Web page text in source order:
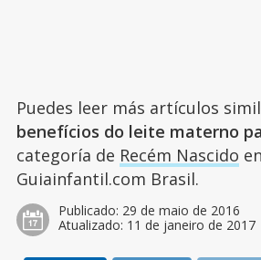
Puedes leer más artículos
benefícios do leite materno
categoría de Recém Nascido en
Guiainfantil.com Brasil.
Publicado: 29 de maio de 2016
Atualizado: 11 de janeiro de 2017